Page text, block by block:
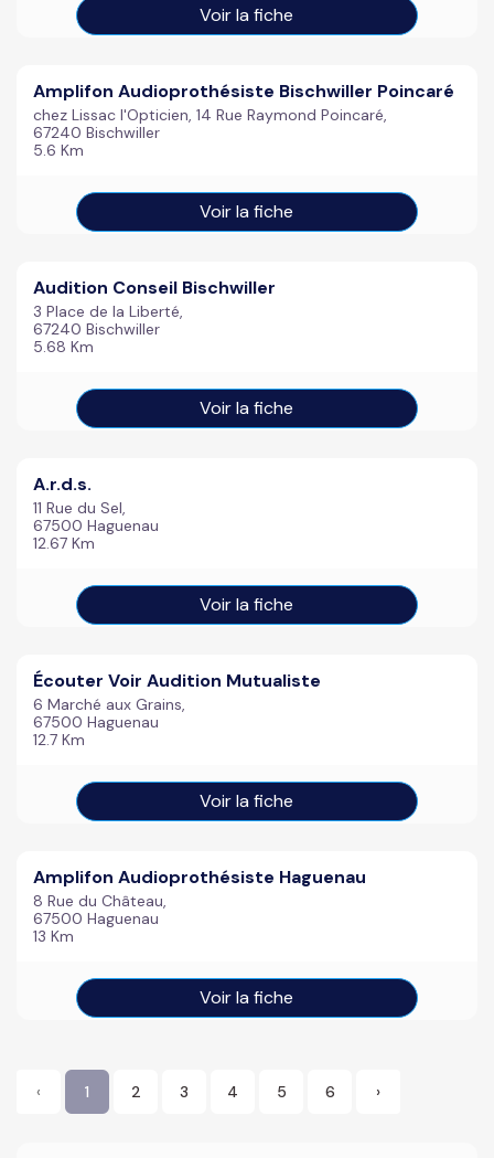
Voir la fiche
Amplifon Audioprothésiste Bischwiller Poincaré
chez Lissac l'Opticien, 14 Rue Raymond Poincaré,
67240 Bischwiller
5.6 Km
Voir la fiche
Audition Conseil Bischwiller
3 Place de la Liberté,
67240 Bischwiller
5.68 Km
Voir la fiche
A.r.d.s.
11 Rue du Sel,
67500 Haguenau
12.67 Km
Voir la fiche
Écouter Voir Audition Mutualiste
6 Marché aux Grains,
67500 Haguenau
12.7 Km
Voir la fiche
Amplifon Audioprothésiste Haguenau
8 Rue du Château,
67500 Haguenau
13 Km
Voir la fiche
‹ 1 2 3 4 5 6 ›